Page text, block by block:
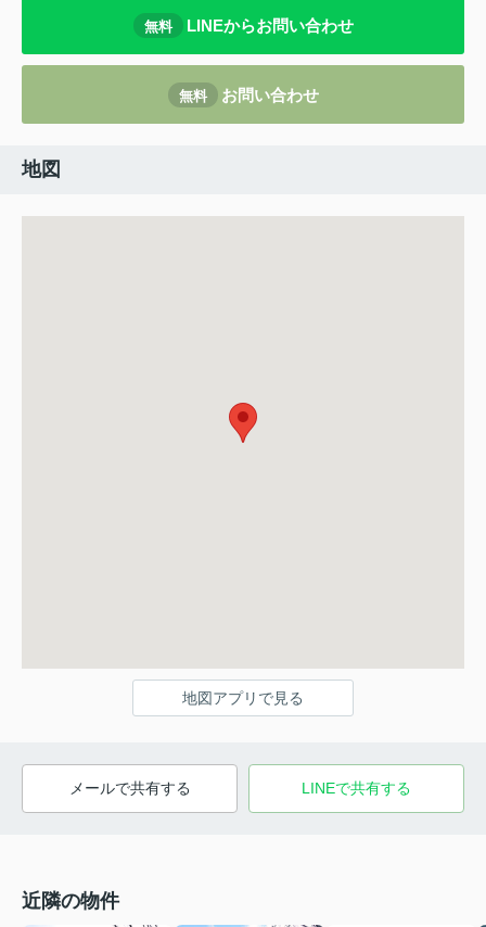
無料 LINEからお問い合わせ
無料 お問い合わせ
地図
地図アプリで見る
メールで共有する LINEで共有する
近隣の物件